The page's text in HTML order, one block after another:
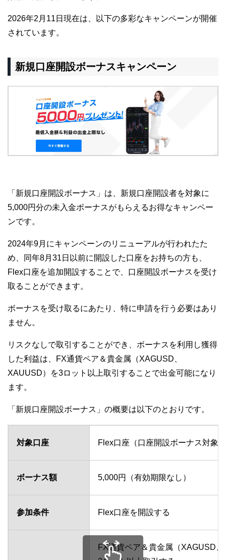
2026年2月11日現在は、以下の多彩なキャンペーンが開催
されています。
新規口座開設ボーナスキャンペーン
「新規口座開設ボーナス」は、新規口座開設者を対象に
5,000円分の未入金ボーナスがもらえるお得なキャンペー
ンです。
2024年9月にキャンペーンのリニューアルが行われたた
め、同年8月31日以前に開設した口座をお持ちの方も、
Flex口座を追加開設することで、口座開設ボーナスを受け
取ることができます。
ボーナスを受け取るにあたり、特に申請を行う必要はあり
ません。
リスクなしで取引することができ、ボーナスを利用し獲得
した利益は、FX通貨ペア＆貴金属（XAGUSD、
XAUUSD）を3ロット以上取引することで出金可能になり
ます。
「新規口座開設ボーナス」の概要は以下のとおりです。
対象口座 Flex口座（口座開設ボーナス対象）
ボーナス額 5,000円（有効期限なし）
参加条件 Flex口座を開設する
FX通貨ペア＆貴金属（XAGUSD